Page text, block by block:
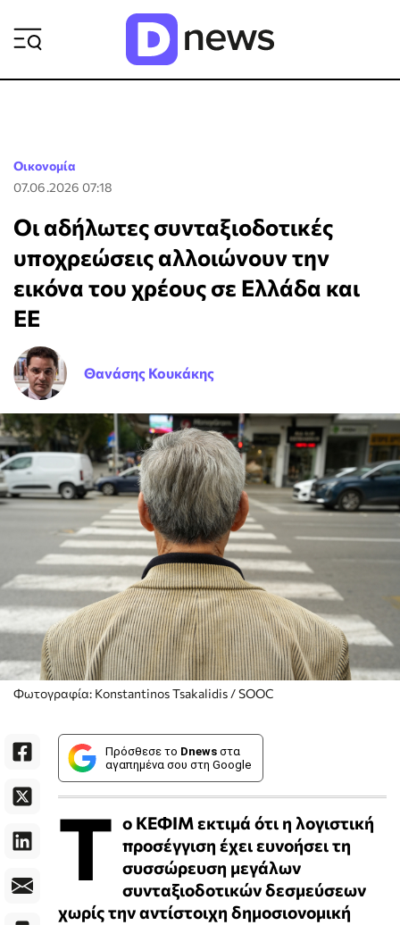
Οικονομία
07.06.2026 07:18
Οι αδήλωτες συνταξιοδοτικές
υποχρεώσεις αλλοιώνουν την
εικόνα του χρέους σε Ελλάδα και
ΕΕ
Θανάσης Κουκάκης
Φωτογραφία: Konstantinos Tsakalidis / SOOC
Πρόσθεσε το Dnews στα
αγαπημένα σου στη Google
Τ ο ΚΕΦΙΜ εκτιμά ότι η λογιστική
προσέγγιση έχει ευνοήσει τη
συσσώρευση μεγάλων
συνταξιοδοτικών δεσμεύσεων
χωρίς την αντίστοιχη δημοσιονομική